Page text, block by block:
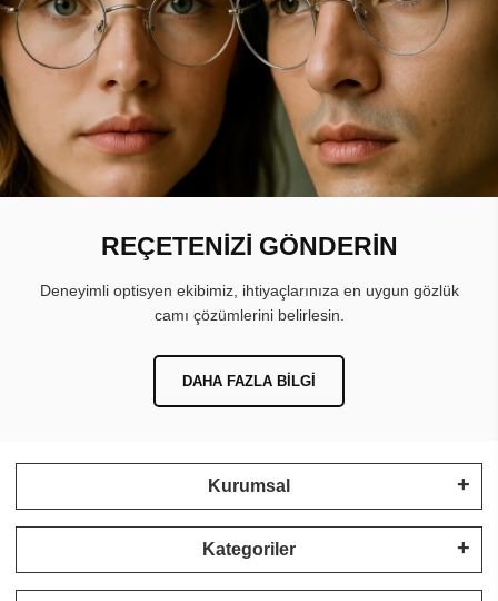
REÇETENİZİ GÖNDERİN
Deneyimli optisyen ekibimiz, ihtiyaçlarınıza en uygun gözlük
camı çözümlerini belirlesin.
DAHA FAZLA BILGI
Kurumsal
Kategoriler